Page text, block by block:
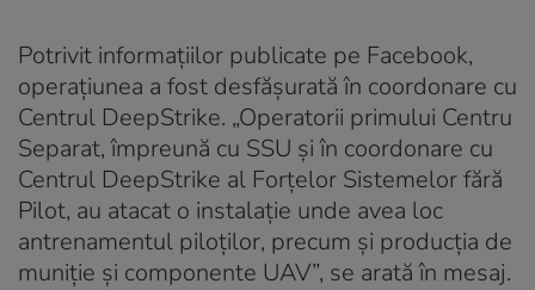
Potrivit informațiilor publicate pe Facebook,
operațiunea a fost desfășurată în coordonare cu
Centrul DeepStrike. „Operatorii primului Centru
Separat, împreună cu SSU și în coordonare cu
Centrul DeepStrike al Forțelor Sistemelor fără
Pilot, au atacat o instalație unde avea loc
antrenamentul piloților, precum și producția de
muniție și componente UAV”, se arată în mesaj.